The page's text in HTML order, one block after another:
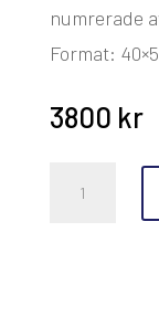
numrerade
Format:
3800 kr
Papp,